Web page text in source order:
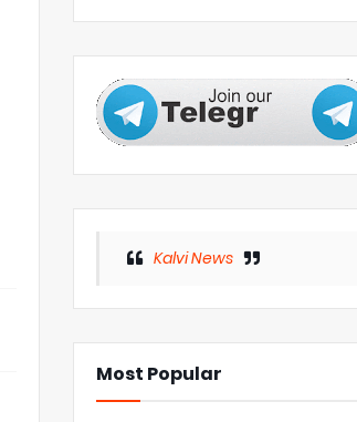
Kalvi News
Most Popular